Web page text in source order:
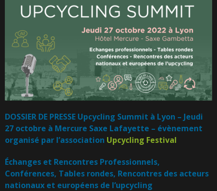
DOSSIER DE PRESSE Upcycling Summit à Lyon – Jeudi
27 octobre à Mercure Saxe Lafayette – évènement
organisé par l’association Upcycling Festival
Échanges et Rencontres Professionnels,
Conférences, Tables rondes, Rencontres des acteurs
nationaux et européens de l’upcycling